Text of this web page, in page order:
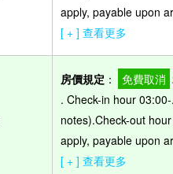
apply, payable upon
[ + ] 查看更多
房價規定 ： 免費取消
. Check-in hour
notes).Check-out
apply, payable upon
[ + ] 查看更多